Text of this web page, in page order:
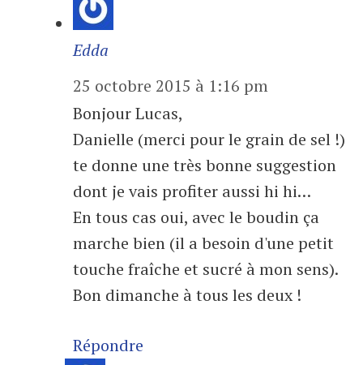
Edda
25 octobre 2015 à 1:16 pm
Bonjour Lucas,
Danielle (merci pour le grain de sel !)
te donne une très bonne suggestion
dont je vais profiter aussi hi hi…
En tous cas oui, avec le boudin ça
marche bien (il a besoin d'une petit
touche fraîche et sucré à mon sens).
Bon dimanche à tous les deux !
Répondre